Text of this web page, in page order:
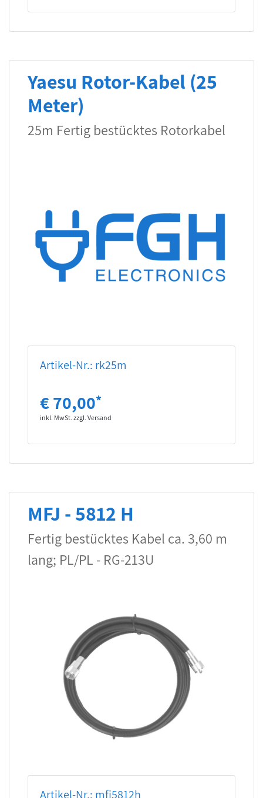
Yaesu Rotor-Kabel (25
Meter)
25m Fertig bestücktes Rotorkabel
Artikel-Nr.: rk25m
€ 70,00*
inkl. MwSt. zzgl. Versand
MFJ - 5812 H
Fertig bestücktes Kabel ca. 3,60 m
lang; PL/PL - RG-213U
Artikel-Nr.: mfj5812h